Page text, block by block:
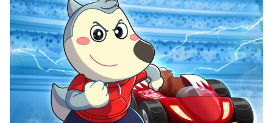
Ðiện thoại Thời báo VTV:024.66 897 897
Email:toasoan@vtv.vn
Liên hệ quảng cáo:024-7300.7108